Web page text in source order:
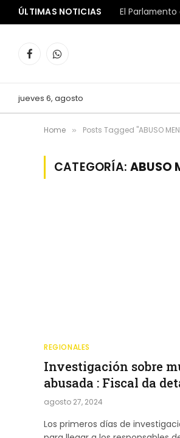
ÚLTIMAS NOTICIAS
FacebookWhatsApp
jueves 6, agosto
Home » Posts Tagged "ABUSO
CATEGORÍA:ABUSO
REGIONALES
Investigación sobre
abusada : Fiscal da
agosto 27, 2024
Los primeros días de